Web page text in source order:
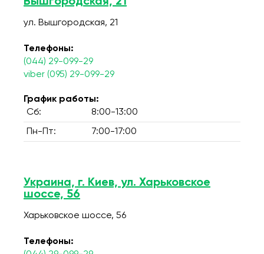
ул. Вышгородская, 21
Телефоны:
(044) 29-099-29
viber (095) 29-099-29
График работы:
Сб:
8:00-13:00
Пн-Пт: 7:00-17:00
Украина, г. Киев, ул. Харьковское
шоссе, 56
Харьковское шоссе, 56
Телефоны: